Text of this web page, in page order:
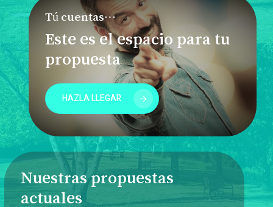
Tú cuentas…
Este es el espacio para tu
propuesta
HAZLA LLEGAR
Nuestras propuestas
actuales